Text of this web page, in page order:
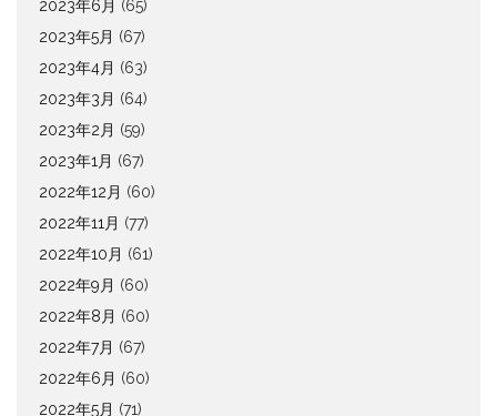
2023年6月 (65)
2023年5月 (67)
2023年4月 (63)
2023年3月 (64)
2023年2月 (59)
2023年1月 (67)
2022年12月 (60)
2022年11月 (77)
2022年10月 (61)
2022年9月 (60)
2022年8月 (60)
2022年7月 (67)
2022年6月 (60)
2022年5月 (71)